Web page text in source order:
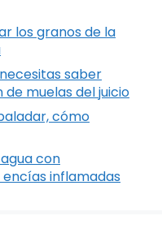
los granos de la
saber
muelas del juicio
cómo
con
inflamadas